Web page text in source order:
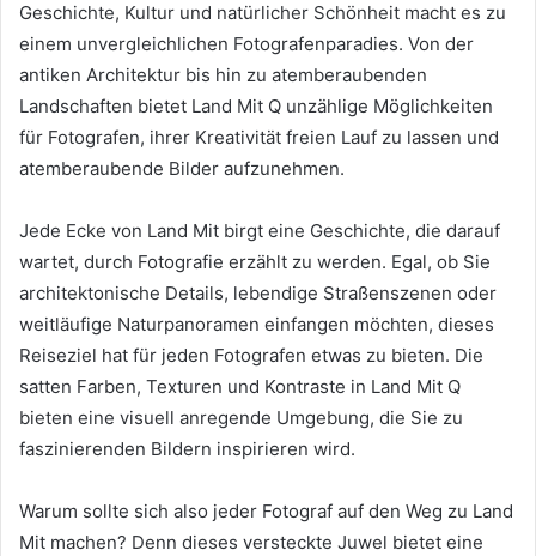
Geschichte, Kultur und natürlicher Schönheit macht es zu
einem unvergleichlichen Fotografenparadies. Von der
antiken Architektur bis hin zu atemberaubenden
Landschaften bietet Land Mit Q unzählige Möglichkeiten
für Fotografen, ihrer Kreativität freien Lauf zu lassen und
atemberaubende Bilder aufzunehmen.
Jede Ecke von Land Mit birgt eine Geschichte, die darauf
wartet, durch Fotografie erzählt zu werden. Egal, ob Sie
architektonische Details, lebendige Straßenszenen oder
weitläufige Naturpanoramen einfangen möchten, dieses
Reiseziel hat für jeden Fotografen etwas zu bieten. Die
satten Farben, Texturen und Kontraste in Land Mit Q
bieten eine visuell anregende Umgebung, die Sie zu
faszinierenden Bildern inspirieren wird.
Warum sollte sich also jeder Fotograf auf den Weg zu Land
Mit machen? Denn dieses versteckte Juwel bietet eine